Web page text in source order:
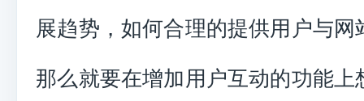
展趋势，如何合理的提供用户与网
那么就要在增加用户互动的功能上